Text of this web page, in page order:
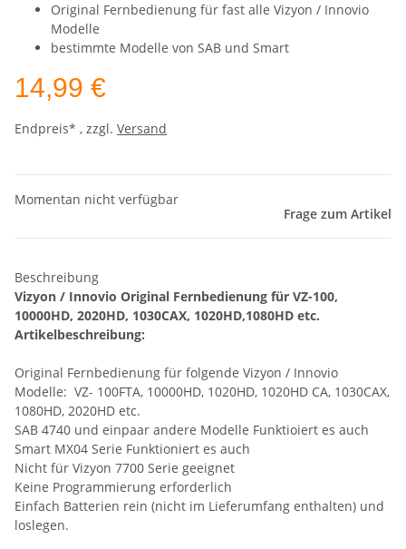
Original Fernbedienung für fast alle Vizyon / Innovio
Modelle
bestimmte Modelle von SAB und Smart
14,99 €
Endpreis* , zzgl. Versand
Momentan nicht verfügbar
Frage zum Artikel
Beschreibung
Vizyon / Innovio Original Fernbedienung für VZ-100,
10000HD, 2020HD, 1030CAX, 1020HD,1080HD etc.
Artikelbeschreibung:
Original Fernbedienung für folgende Vizyon / Innovio
Modelle: VZ- 100FTA, 10000HD, 1020HD, 1020HD CA, 1030CAX,
1080HD, 2020HD etc.
SAB 4740 und einpaar andere Modelle Funktioiert es auch
Smart MX04 Serie Funktioniert es auch
Nicht für Vizyon 7700 Serie geeignet
Keine Programmierung erforderlich
Einfach Batterien rein (nicht im Lieferumfang enthalten) und
loslegen.